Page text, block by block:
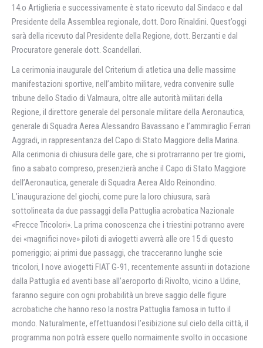
14.o Artiglieria e successivamente è stato ricevuto dal Sindaco e dal
Presidente della Assemblea regionale, dott. Doro Rinaldini. Quest’oggi
sarà della ricevuto dal Presidente della Regione, dott. Berzanti e dal
Procuratore generale dott. Scandellari.
La cerimonia inaugurale del Criterium di atletica una delle massime
manifestazioni sportive, nell’ambito militare, vedra convenire sulle
tribune dello Stadio di Valmaura, oltre alle autorità militari della
Regione, il direttore generale del personale militare della Aeronautica,
generale di Squadra Aerea Alessandro Bavassano e l’ammiraglio Ferrari
Aggradi, in rappresentanza del Capo di Stato Maggiore della Marina.
Alla cerimonia di chiusura delle gare, che si protrarranno per tre giorni,
fino a sabato compreso, presenzierà anche il Capo di Stato Maggiore
dell’Aeronautica, generale di Squadra Aerea Aldo Reinondino.
L’inaugurazione del giochi, come pure la loro chiusura, sarà
sottolineata da due passaggi della Pattuglia acrobatica Nazionale
«Frecce Tricolori». La prima conoscenza che i triestini potranno avere
dei «magnifici nove» piloti di aviogetti avverrà alle ore 15 di questo
pomeriggio; ai primi due passaggi, che tracceranno lunghe scie
tricolori, I nove aviogetti FIAT G-91, recentemente assunti in dotazione
dalla Pattuglia ed aventi base all’aeroporto di Rivolto, vicino a Udine,
faranno seguire con ogni probabilità un breve saggio delle figure
acrobatiche che hanno reso la nostra Pattuglia famosa in tutto il
mondo. Naturalmente, effettuandosi l’esibizione sul cielo della città, il
programma non potrà essere quello normaimente svolto in occasione